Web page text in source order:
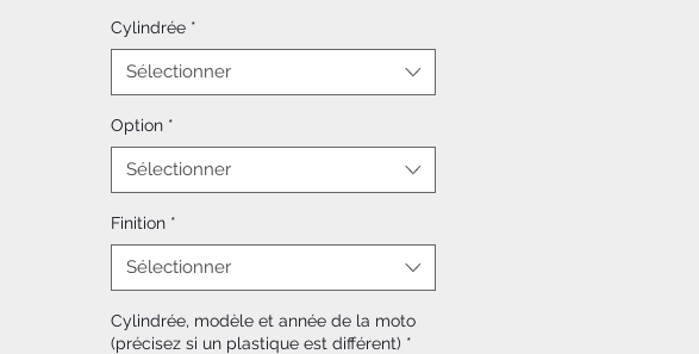
Cylindrée *
Sélectionner
Option *
Sélectionner
Finition *
Sélectionner
Cylindrée, modèle et année de la moto
(précisez si un plastique est différent) *